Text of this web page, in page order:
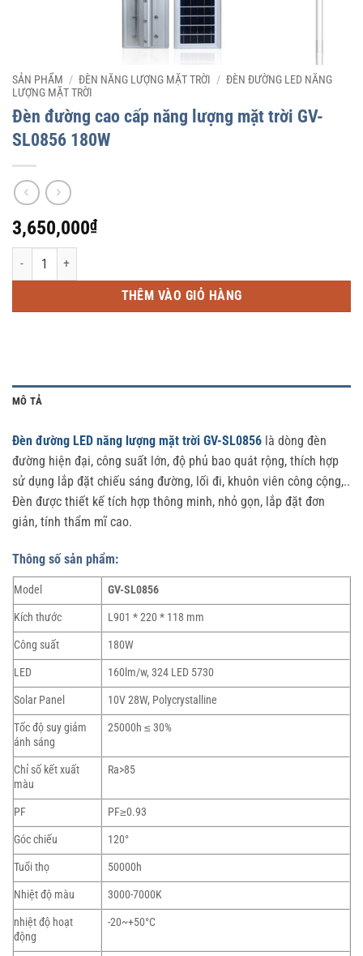
SẢN PHẨM / ĐÈN NĂNG LƯỢNG MẶT TRỜI / ĐÈN ĐƯỜNG LED NĂNG
LƯỢNG MẶT TRỜI
Đèn đường cao cấp năng lượng mặt trời GV-
SL0856 180W
3,650,000₫
Đèn đường cao cấp năng lượng mặt trời GV-SL0856 180W số lượng
THÊM VÀO GIỎ HÀNG
MÔ TẢ
Đèn đường LED năng lượng mặt trời GV-SL0856 là dòng đèn
đường hiện đại, công suất lớn, độ phủ bao quát rộng, thích hợp
sử dụng lắp đặt chiếu sáng đường, lối đi, khuôn viên công cộng,..
Đèn được thiết kế tích hợp thông minh, nhỏ gọn, lắp đặt đơn
giản, tính thẩm mĩ cao.
Thông số sản phẩm:
Model
GV-SL0856
Kích thước
L901 * 220 * 118 mm
Công suất
180W
LED
160lm/w, 324 LED 5730
Solar Panel
10V 28W, Polycrystalline
Tốc độ suy giảm
ánh sáng
25000h ≤ 30%
Chỉ số kết xuất
màu
Ra>85
PF
PF≥0.93
Góc chiếu
120°
Tuổi thọ
50000h
Nhiệt độ màu
3000-7000K
nhiệt độ hoạt
động
-20~+50°C